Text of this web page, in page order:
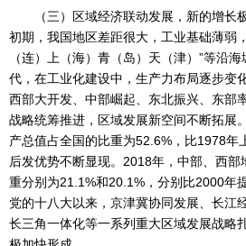
（三）区域经济联动发展，新的增长
初期，我国地区差距很大，工业基础薄弱
（连）上（海）青（岛）天（津）”等沿
代，在工业化建设中，生产力布局逐步变
西部大开发、中部崛起、东北振兴、东部
战略统筹推进，区域发展新空间不断拓展
产总值占全国的比重为52.6%，比1978年
后发优势不断显现。2018年，中部、西
重分别为21.1%和20.1%，分别比2000年
党的十八大以来，京津冀协同发展、长江
长三角一体化等一系列重大区域发展战略